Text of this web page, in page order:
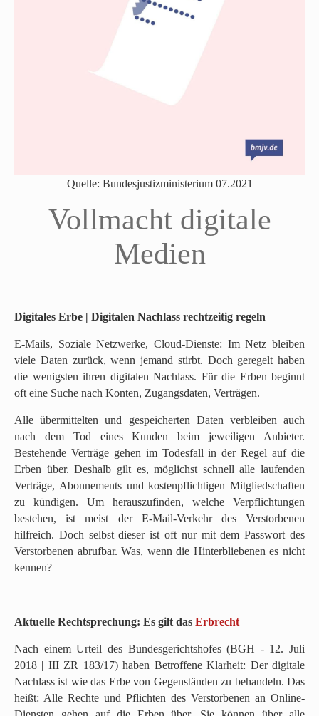
Quelle: Bundesjustizministerium 07.2021
Vollmacht digitale
Medien
Digitales Erbe | Digitalen Nachlass rechtzeitig regeln
E-Mails, Soziale Netzwerke, Cloud-Dienste: Im Netz bleiben
viele Daten zurück, wenn jemand stirbt. Doch geregelt haben
die wenigsten ihren digitalen Nachlass. Für die Erben beginnt
oft eine Suche nach Konten, Zugangsdaten, Verträgen.
Alle übermittelten und gespeicherten Daten verbleiben auch
nach dem Tod eines Kunden beim jeweiligen Anbieter.
Bestehende Verträge gehen im Todesfall in der Regel auf die
Erben über. Deshalb gilt es, möglichst schnell alle laufenden
Verträge, Abonnements und kostenpflichtigen Mitgliedschaften
zu kündigen. Um herauszufinden, welche Verpflichtungen
bestehen, ist meist der E-Mail-Verkehr des Verstorbenen
hilfreich. Doch selbst dieser ist oft nur mit dem Passwort des
Verstorbenen abrufbar. Was, wenn die Hinterbliebenen es nicht
kennen?
Aktuelle Rechtsprechung: Es gilt das Erbrecht
Nach einem Urteil des Bundesgerichtshofes (BGH - 12. Juli
2018 | III ZR 183/17) haben Betroffene Klarheit: Der digitale
Nachlass ist wie das Erbe von Gegenständen zu behandeln. Das
heißt: Alle Rechte und Pflichten des Verstorbenen an Online-